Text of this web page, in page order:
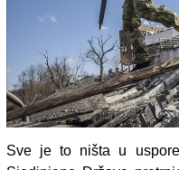
Sve je to ništa u